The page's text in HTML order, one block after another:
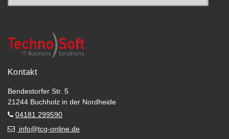
Kontakt
Bendestorfer Str. 5
21244 Buchholz in der Nordheide
04181 299590
info@tcg-online.de